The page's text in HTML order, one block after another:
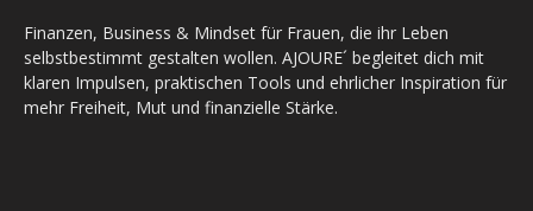
Finanzen, Business & Mindset für Frauen, die ihr Leben
selbstbestimmt gestalten wollen. AJOURE´ begleitet dich mit
klaren Impulsen, praktischen Tools und ehrlicher Inspiration für
mehr Freiheit, Mut und finanzielle Stärke.